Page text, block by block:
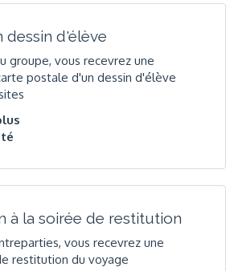
dessin d'élève
groupe, vous recevrez une
postale d'un dessin d'élève
à la soirée de restitution
vous recevrez une
restitution du voyage